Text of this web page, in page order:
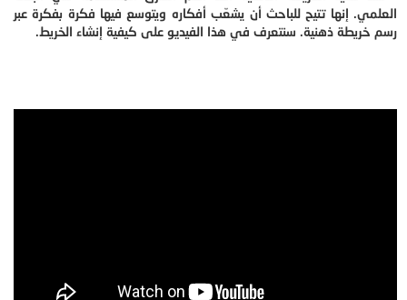
العلمي. إنها تتيح للباحث أن يشعّب أفكاره ويتوسع فيها فكرة بفكرة عبر
رسم خريطة ذهنية. سنتعرف في هذا الفيديو على كيفية إنشاء الخريط.